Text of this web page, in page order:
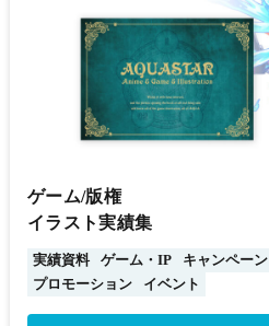
ゲーム/版権
イラスト実績集
実績資料 ゲーム・IP キャンペーン
プロモーション
イベント